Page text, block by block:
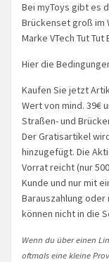
Bei myToys gibt es
Brückenset groß im
Marke VTech Tut
Hier die
Kaufen Sie jetzt
Wert von mind. 39€
Straßen- und
Der Gratisartikel
hinzugefügt. Die
Vorrat reicht (nur
Kunde und nur mit
Barauszahlung
können nicht in die
Wenn du über einen
oftmals eine kleine